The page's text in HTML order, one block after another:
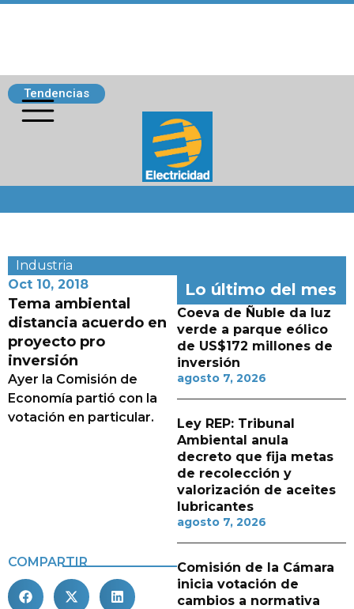
Tendencias
Industria
Oct 10, 2018
Tema ambiental
distancia acuerdo en
proyecto pro
inversión
Ayer la Comisión de
Economía partió con la
votación en particular.
COMPARTIR
Lo último del mes
Coeva de Ñuble da luz
verde a parque eólico
de US$172 millones de
inversión
agosto 7, 2026
Ley REP: Tribunal
Ambiental anula
decreto que fija metas
de recolección y
valorización de aceites
lubricantes
agosto 7, 2026
Comisión de la Cámara
inicia votación de
cambios a normativa